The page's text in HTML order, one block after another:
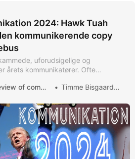
2024: Hawk Tuah
kommunikerende copy
uforudsigelige og
årets kommunikatører. Ofte
til andres kommunikation år
copenhagen review of communication Timme Bisgaard Munk